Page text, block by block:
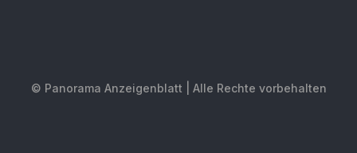
© Panorama Anzeigenblatt | Alle Rechte vorbehalten